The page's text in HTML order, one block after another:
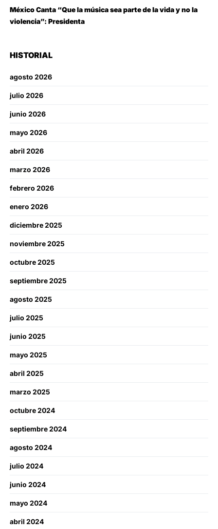
México Canta “Que la música sea parte de la vida y no la
violencia”: Presidenta
HISTORIAL
agosto 2026
julio 2026
junio 2026
mayo 2026
abril 2026
marzo 2026
febrero 2026
enero 2026
diciembre 2025
noviembre 2025
octubre 2025
septiembre 2025
agosto 2025
julio 2025
junio 2025
mayo 2025
abril 2025
marzo 2025
octubre 2024
septiembre 2024
agosto 2024
julio 2024
junio 2024
mayo 2024
abril 2024